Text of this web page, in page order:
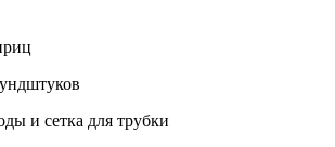
и сетка для трубки